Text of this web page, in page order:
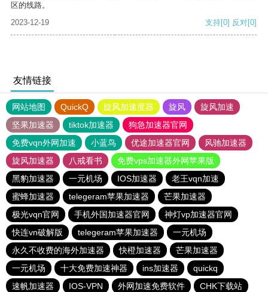
区的线路。
2023-12-19
支持[0] 反对[0]
友情链接
网站地图 QuickQ 旋风加速度器 旋风
旋风加速
坚果加速器
tiktok加速器
狗急加速器官网
免费vqn外网加速
小蓝鸟 优途加速器官网
风驰加速器
旋风加速器
八戒看书
免费vps加速器外网苹果版
黑豹加速器
一元机场 IOS加速器
老王vqn加速
蜜蜂加速器
telegeram苹果加速器
芒果加速器
极光vqn官网
手机外国加速器官网
神灯vp加速器官网
快连vn破解版
telegeram苹果加速器
一元机场
永久不收费的海外加速器
快橙加速器
芒果加速器
一元机场
十大免费加速神器 ins加速器
quickq
速帆加速器
IOS-VPN 外网加速免费软件 CHK下载站